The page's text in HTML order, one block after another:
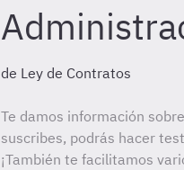
de Ley de Contratos
Te damos información
suscribes, podrás hacer
¡También te facilitamos